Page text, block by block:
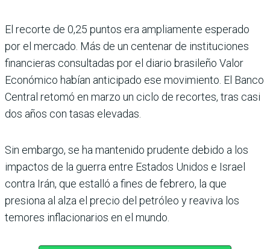
El recorte de 0,25 puntos era ampliamente esperado
por el mercado. Más de un centenar de instituciones
financieras consultadas por el diario brasileño Valor
Económico habían anticipado ese movimiento. El Banco
Central retomó en marzo un ciclo de recortes, tras casi
dos años con tasas elevadas.
Sin embargo, se ha mantenido prudente debido a los
impactos de la guerra entre Estados Unidos e Israel
contra Irán, que estalló a fines de febrero, la que
presiona al alza el precio del petróleo y reaviva los
temores inflacionarios en el mundo.